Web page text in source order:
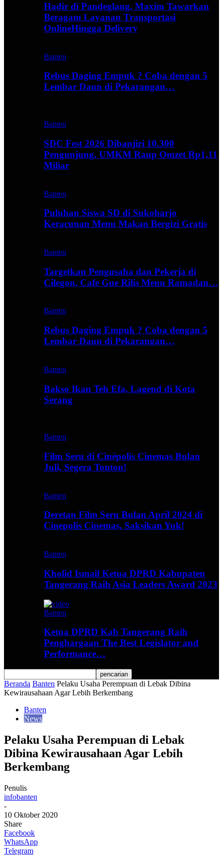
Hadir di Pandeglang, Maxim Tawarkan
Beragam Layanan Transportasi
OnlineHingga Delivery
Banten
Rebus Daging Empuk ? Coba dengan 5
Lembar Daun di Pekarangan…
Banten
SDC Fest 2026 Dibanjiri 10.300
Pengunjung, UMKM Raup Omzet Rp1,11
Miliar
Banten
Puluhan Siswa SD di Sukoharjo
Keracunan Menu Makan Bergizi Gratis
Banten
Targetkan Pengusaha dan Pekerja di
Cilegon, Cafe Gue Rilis Menu Ramadan…
Banten
Rebus Daging Empuk ? Coba dengan 5
Lembar Daun di Pekarangan…
Banten
Bakso Ikan Teh Efa, Lagend di Kota
Serang
Banten
Film Seru di Cinépolis Cinemas Bulan
Juli, Segera Tonton!
Banten
Deretan Film Seru Bulan April 2024 di
Cinepolis Cinemas, Saksikan Yuk!
Banten
Kholid Ismail Ketua DPRD Kabupaten
Tangerang Raih Asia Leaders Award 2023
Banten
Ketua DPRD Kab Tangerang Raih
Penghargaan The Best Legislator and
Performance…
Beranda Banten Pelaku Usaha Perempuan di Lebak Dibina
Kewirausahaan Agar Lebih Berkembang
Banten
News
Pelaku Usaha Perempuan di Lebak
Dibina Kewirausahaan Agar Lebih
Berkembang
Penulis
infobanten
-
10 Oktober 2020
Share
Facebook
WhatsApp
Telegram